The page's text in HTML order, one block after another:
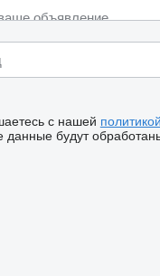
с нашей
будут